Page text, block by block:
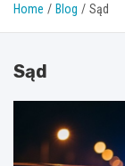
Home Blog Sąd
Sąd